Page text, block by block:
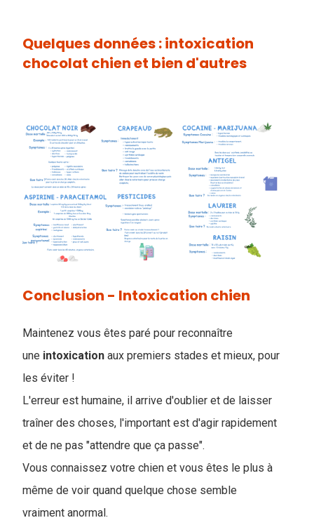
Quelques données : intoxication
chocolat chien et bien d'autres
Conclusion - Intoxication chien
Maintenez vous êtes paré pour reconnaître
une intoxication aux premiers stades et mieux, pour
les éviter !
L'erreur est humaine, il arrive d'oublier et de laisser
traîner des choses, l'important est d'agir rapidement
et de ne pas "attendre que ça passe".
Vous connaissez votre chien et vous êtes le plus à
même de voir quand quelque chose semble
vraiment anormal.